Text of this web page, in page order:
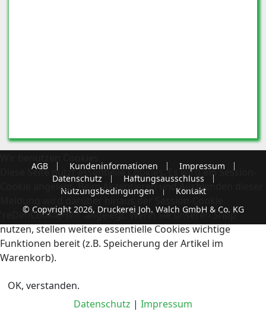
AGB Kundeninformationen
Impressum
Datenschutz
Haftungsausschluss
Nutzungsbedingungen
Kontakt
© Copyright 2026, Druckerei Joh. Walch GmbH & Co. KG
Diese Seite nutzt essentielle Cookies. Es wird ein Session-
Cookie angelegt. Beim Akzeptieren und Ausblenden dieser
Meldung wird darüber hinaus der Session-Cookie
'reDimCookieHint' angelegt. Wenn Sie unseren Shop
nutzen, stellen weitere essentielle Cookies wichtige
Funktionen bereit (z.B. Speicherung der Artikel im
Warenkorb).
OK, verstanden.
Datenschutz | Impressum